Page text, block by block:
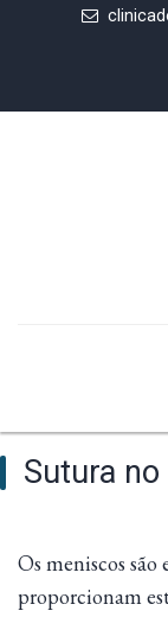
Sutura
Os meniscos
proporcionam